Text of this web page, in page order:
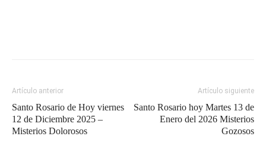
Artículo anterior
Santo Rosario de Hoy viernes
12 de Diciembre 2025 –
Misterios Dolorosos
Artículo siguiente
Santo Rosario hoy Martes 13 de
Enero del 2026 Misterios
Gozosos